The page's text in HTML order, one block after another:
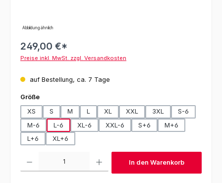
Abbildung ähnlich
249,00 €*
Preise inkl. MwSt. zzgl. Versandkosten
auf Bestellung, ca. 7 Tage
Größeauswählen
XS
S M L XL XXL 3XL
S-6
M-6
L-6 XL-6 XXL-6 S+6
M+6
L+6
XL+6
In den Warenkorb